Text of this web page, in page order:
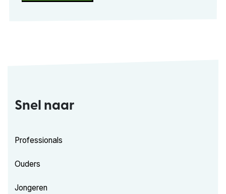
Snel naar
Professionals
Ouders
Jongeren